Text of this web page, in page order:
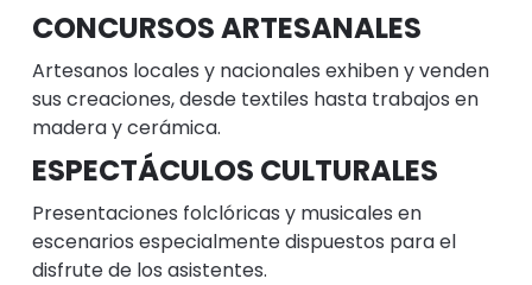
CONCURSOS ARTESANALES
Artesanos locales y nacionales exhiben y venden
sus creaciones, desde textiles hasta trabajos en
madera y cerámica.
ESPECTÁCULOS CULTURALES
Presentaciones folclóricas y musicales en
escenarios especialmente dispuestos para el
disfrute de los asistentes.